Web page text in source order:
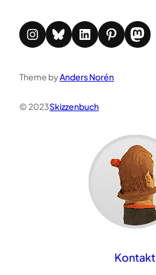
Instagram Bluesky LinkedIn Pinterest Mastodon
Theme byAnders Norén
© 2023Skizzenbuch
Kontakt